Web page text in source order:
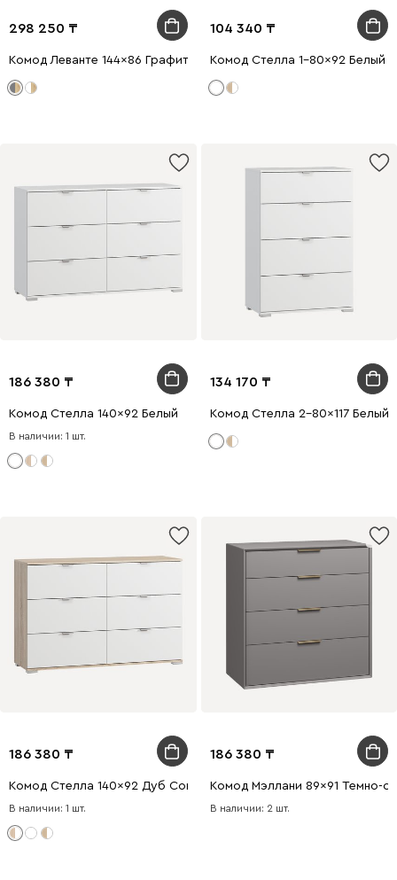
298 250
Комод Леванте 144x86 Графитовый
104 340
Комод Стелла 1-80x92 Белый
186 380
Комод Стелла 140x92 Белый
В наличии: 1 шт.
134 170
Комод Стелла 2-80x117 Белый
186 380
Комод Стелла 140x92 Дуб Сонома
В наличии: 1 шт.
186 380
Комод Мэллани 89x91 Темно-
В наличии: 2 шт.